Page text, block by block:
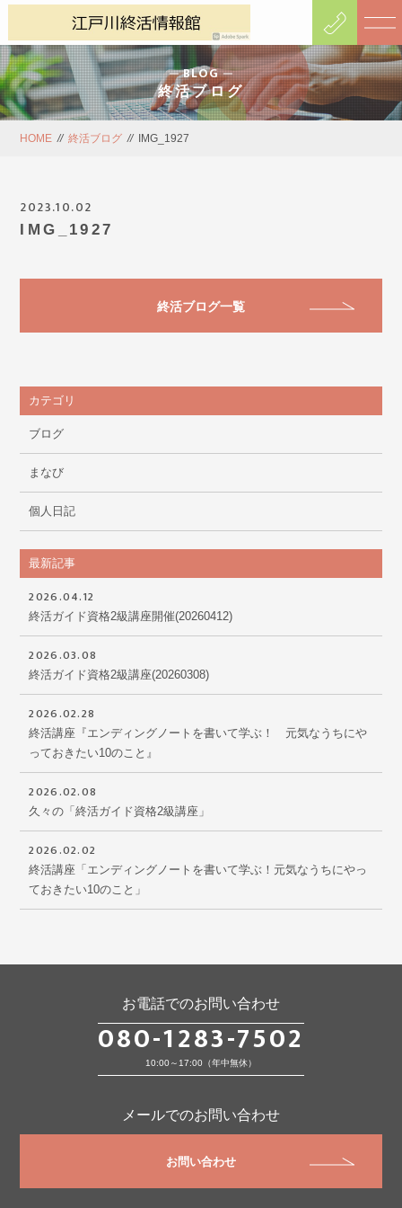
BLOG
終活ブログ
HOME // 終活ブログ // IMG_1927
2023.10.02
IMG_1927
終活ブログ一覧
カテゴリ
ブログ
まなび
個人日記
最新記事
2026.04.12
終活ガイド資格2級講座開催(20260412)
2026.03.08
終活ガイド資格2級講座(20260308)
2026.02.28
終活講座『エンディングノートを書いて学ぶ！ 元気なうちにや
っておきたい10のこと』
2026.02.08
久々の「終活ガイド資格2級講座」
2026.02.02
終活講座「エンディングノートを書いて学ぶ！元気なうちにやっ
ておきたい10のこと」
お電話でのお問い合わせ
080-1283-7502
10:00～17:00（年中無休）
メールでのお問い合わせ
お問い合わせ